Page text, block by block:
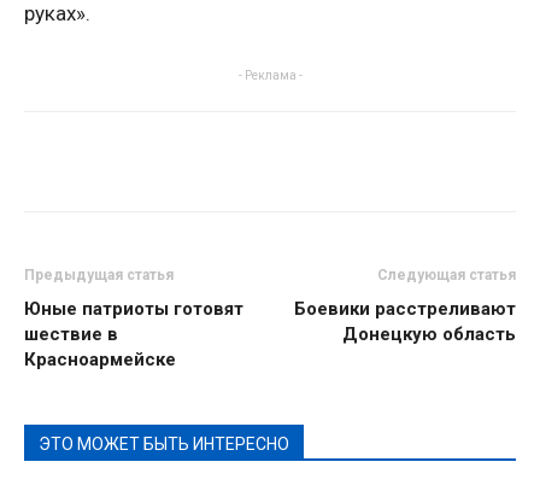
руках».
- Реклама -
Предыдущая статья
Юные патриоты готовят
шествие в
Красноармейске
Следующая статья
Боевики расстреливают
Донецкую область
ЭТО МОЖЕТ БЫТЬ ИНТЕРЕСНО